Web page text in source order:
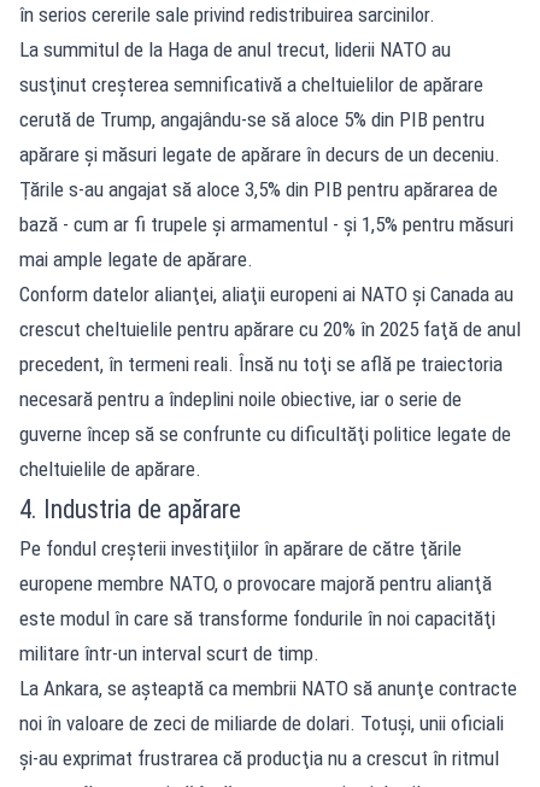
în serios cererile sale privind redistribuirea sarcinilor.
La summitul de la Haga de anul trecut, liderii NATO au
susţinut creşterea semnificativă a cheltuielilor de apărare
cerută de Trump, angajându-se să aloce 5% din PIB pentru
apărare şi măsuri legate de apărare în decurs de un deceniu.
Ţările s-au angajat să aloce 3,5% din PIB pentru apărarea de
bază - cum ar fi trupele şi armamentul - şi 1,5% pentru măsuri
mai ample legate de apărare.
Conform datelor alianţei, aliaţii europeni ai NATO şi Canada au
crescut cheltuielile pentru apărare cu 20% în 2025 faţă de anul
precedent, în termeni reali. Însă nu toţi se află pe traiectoria
necesară pentru a îndeplini noile obiective, iar o serie de
guverne încep să se confrunte cu dificultăţi politice legate de
cheltuielile de apărare.
4. Industria de apărare
Pe fondul creşterii investiţiilor în apărare de către ţările
europene membre NATO, o provocare majoră pentru alianţă
este modul în care să transforme fondurile în noi capacităţi
militare într-un interval scurt de timp.
La Ankara, se aşteaptă ca membrii NATO să anunţe contracte
noi în valoare de zeci de miliarde de dolari. Totuşi, unii oficiali
şi-au exprimat frustrarea că producţia nu a crescut în ritmul